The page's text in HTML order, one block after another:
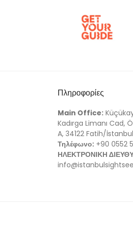
Πληροφορίες
Main Office:
Kadırga Limanı Cad,
A, 34122 Fatih/İstanbul
Τηλέφωνο: +90 0552
ΗΛΕΚΤΡΟΝΙΚΗ